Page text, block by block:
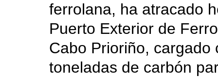
ferrolana, ha atracado
Puerto Exterior de
Cabo Prioriño, cargado
toneladas de carbón